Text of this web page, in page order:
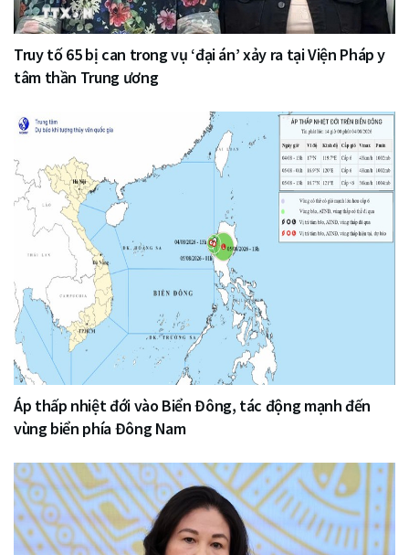
Truy tố 65 bị can trong vụ ‘đại án’ xảy ra tại Viện Pháp y
tâm thần Trung ương
Áp thấp nhiệt đới vào Biển Đông, tác động mạnh đến
vùng biển phía Đông Nam